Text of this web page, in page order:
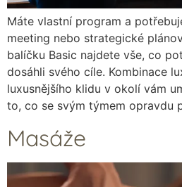
Máte vlastní program a
meeting nebo strategické
balíčku Basic najdete vše, co
dosáhli svého cíle. Kombinace
luxusnějšího klidu v okolí vám
to, co se svým týmem opravdu
Masáže